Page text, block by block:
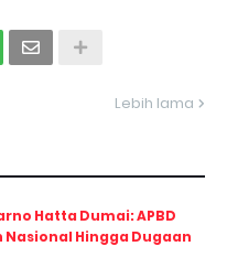
Lebih lama
Hatta Dumai: APBD
Hingga Dugaan